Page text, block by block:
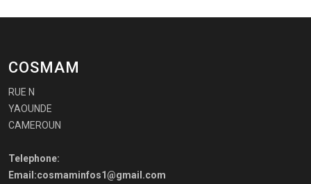
COSMAM
RUE N
YAOUNDE
CAMEROUN
Telephone:
Email:cosmaminfos1@gmail.com